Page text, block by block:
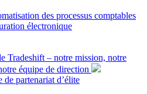
des processus comptables
électronique
Tradeshift – notre mission, notre
équipe de direction
de partenariat d’élite